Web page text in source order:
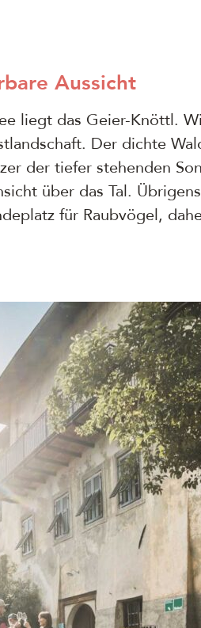
Aussicht
liegt das Geier-Knöttl.
Der dichte
der tiefer stehenden
über das Tal.
für Raubvögel,